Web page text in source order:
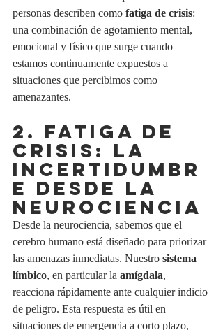
personas describen como fatiga de crisis:
una combinación de agotamiento mental,
emocional y físico que surge cuando
estamos continuamente expuestos a
situaciones que percibimos como
amenazantes.
2. FATIGA DE
CRISIS: LA
INCERTIDUMBR
E DESDE LA
NEUROCIENCIA
Desde la neurociencia, sabemos que el
cerebro humano está diseñado para priorizar
las amenazas inmediatas. Nuestro sistema
límbico, en particular la amígdala,
reacciona rápidamente ante cualquier indicio
de peligro. Esta respuesta es útil en
situaciones de emergencia a corto plazo,